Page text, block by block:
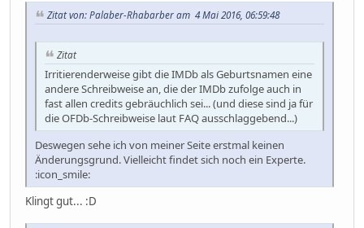
Zitat von: Palaber-Rhabarber am 4 Mai 2016, 06:59:48
Zitat
Irritierenderweise gibt die IMDb als Geburtsnamen eine
andere Schreibweise an, die der IMDb zufolge auch in
fast allen credits gebräuchlich sei... (und diese sind ja für
die OFDb-Schreibweise laut FAQ ausschlaggebend...)
Deswegen sehe ich von meiner Seite erstmal keinen
Änderungsgrund. Vielleicht findet sich noch ein Experte.
:icon_smile:
Klingt gut... :D